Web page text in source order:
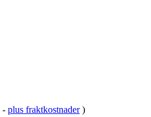
- plus fraktkostnader )